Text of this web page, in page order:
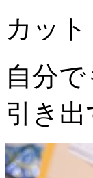
カット
自分
引き